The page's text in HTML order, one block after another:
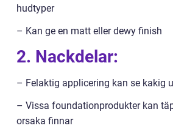
hudtyper
– Kan ge en matt eller dewy finish
2. Nackdelar:
– Felaktig applicering kan se kakig
– Vissa foundationprodukter kan
orsaka finnar